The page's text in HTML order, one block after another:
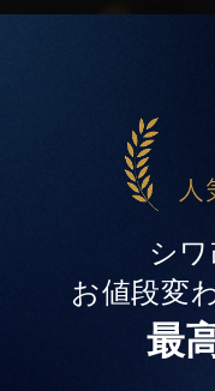
シ
お値段変
最